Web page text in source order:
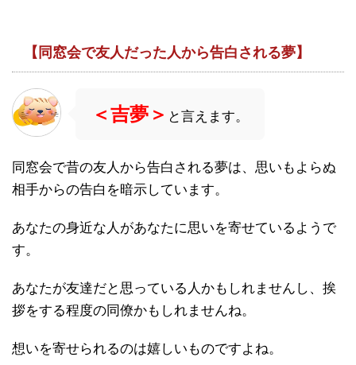
【同窓会で友人だった人から告白される夢】
＜吉夢＞ と言えます。
同窓会で昔の友人から告白される夢は、思いもよらぬ
相手からの告白を暗示しています。
あなたの身近な人があなたに思いを寄せているようで
す。
あなたが友達だと思っている人かもしれませんし、挨
拶をする程度の同僚かもしれませんね。
想いを寄せられるのは嬉しいものですよね。